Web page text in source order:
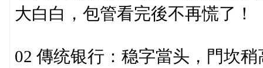
大白白，包管看完後不再慌了！
02 傳统银行：稳字當头，門坎稍